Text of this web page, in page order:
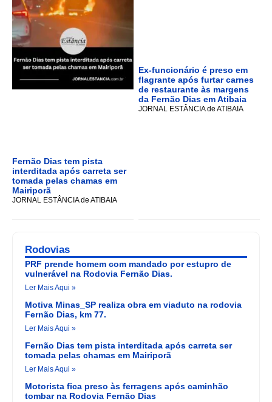
Fernão Dias tem pista
interditada após carreta ser
tomada pelas chamas em
Mairiporã
JORNAL ESTÂNCIA de ATIBAIA
Ex-funcionário é preso em
flagrante após furtar carnes
de restaurante às margens
da Fernão Dias em Atibaia
JORNAL ESTÂNCIA de ATIBAIA
Rodovias
PRF prende homem com mandado por estupro de
vulnerável na Rodovia Fernão Dias.
Ler Mais Aqui »
Motiva Minas_SP realiza obra em viaduto na rodovia
Fernão Dias, km 77.
Ler Mais Aqui »
Fernão Dias tem pista interditada após carreta ser
tomada pelas chamas em Mairiporã
Ler Mais Aqui »
Motorista fica preso às ferragens após caminhão
tombar na Rodovia Fernão Dias